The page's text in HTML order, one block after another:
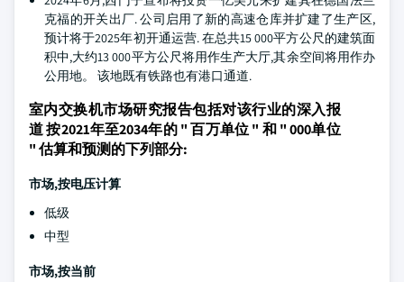
克福的开关出厂. 公司启用了新的高速仓库并扩建了生产区,
预计将于2025年初开通运营. 在总共15 000平方公尺的建筑面
积中,大约13 000平方公尺将用作生产大厅,其余空间将用作办
公用地。 该地既有铁路也有港口通道.
室内交换机市场研究报告包括对该行业的深入报
道 按2021年至2034年的 " 百万单位 " 和 " 000单位
" 估算和预测的下列部分:
市场,按电压计算
低级
中型
市场,按当前